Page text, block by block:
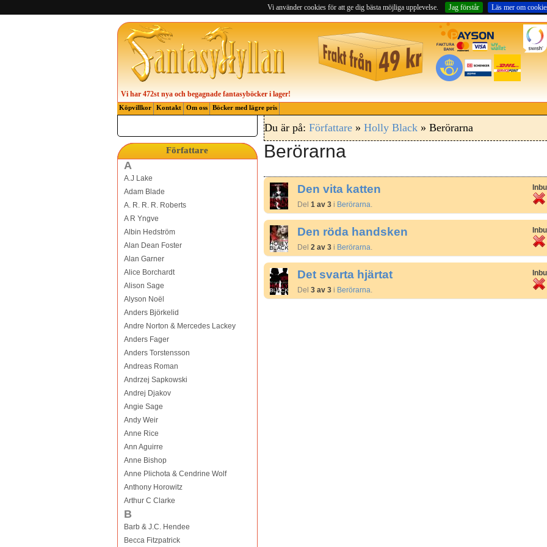
Vi använder cookies för att ge dig bästa möjliga upplevelse. Jag förstår Läs mer om
Vi har 472st nya och begagnade fantasyböcker i lager!
Köpvillkor Kontakt Om oss Böcker med lägre pris
Författare
A
A.J Lake
Adam Blade
A. R. R. R. Roberts
A R Yngve
Albin Hedström
Alan Dean Foster
Alan Garner
Alice Borchardt
Alison Sage
Alyson Noël
Anders Björkelid
Andre Norton & Mercedes Lackey
Anders Fager
Anders Torstensson
Andreas Roman
Andrzej Sapkowski
Andrej Djakov
Angie Sage
Andy Weir
Anne Rice
Ann Aguirre
Anne Bishop
Anne Plichota & Cendrine Wolf
Anthony Horowitz
Arthur C Clarke
B
Barb & J.C. Hendee
Becca Fitzpatrick
Du är på: Författare» Holly Black» Berörarna
Berörarna
Den vita katten
Del 1 av 3i Berörarna.
Den röda handsken
Del 2 av 3i Berörarna.
Det svarta hjärtat
Del 3 av 3i Berörarna.